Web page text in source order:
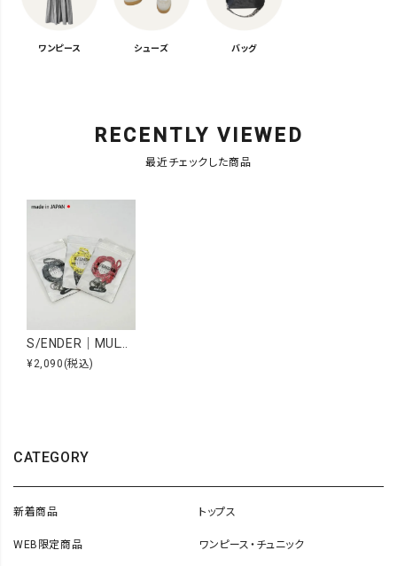
ワンピース シューズ バッグ
RECENTLY VIEWED
最近チェックした商品
¥2,090 (税込)
CATEGORY
新着商品
WEB限定商品
トップス
ワンピース・チュニック